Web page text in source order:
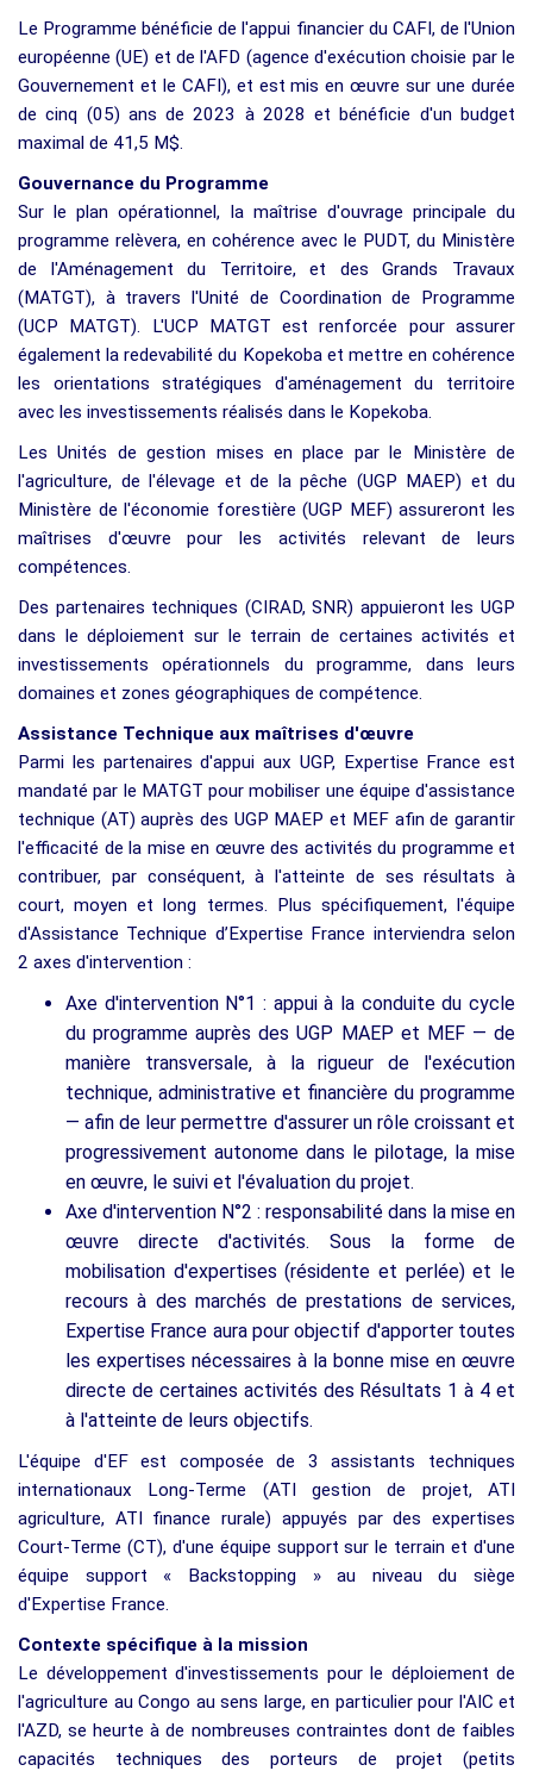
Le Programme bénéficie de l'appui financier du CAFI, de l'Union
européenne (UE) et de l'AFD (agence d'exécution choisie par le
Gouvernement et le CAFI), et est mis en œuvre sur une durée
de cinq (05) ans de 2023 à 2028 et bénéficie d'un budget
maximal de 41,5 M$.
Gouvernance du Programme
Sur le plan opérationnel, la maîtrise d'ouvrage principale du
programme relèvera, en cohérence avec le PUDT, du Ministère
de l'Aménagement du Territoire, et des Grands Travaux
(MATGT), à travers l'Unité de Coordination de Programme
(UCP MATGT). L'UCP MATGT est renforcée pour assurer
également la redevabilité du Kopekoba et mettre en cohérence
les orientations stratégiques d'aménagement du territoire
avec les investissements réalisés dans le Kopekoba.
Les Unités de gestion mises en place par le Ministère de
l'agriculture, de l'élevage et de la pêche (UGP MAEP) et du
Ministère de l'économie forestière (UGP MEF) assureront les
maîtrises d'œuvre pour les activités relevant de leurs
compétences.
Des partenaires techniques (CIRAD, SNR) appuieront les UGP
dans le déploiement sur le terrain de certaines activités et
investissements opérationnels du programme, dans leurs
domaines et zones géographiques de compétence.
Assistance Technique aux maîtrises d'œuvre
Parmi les partenaires d'appui aux UGP, Expertise France est
mandaté par le MATGT pour mobiliser une équipe d'assistance
technique (AT) auprès des UGP MAEP et MEF afin de garantir
l'efficacité de la mise en œuvre des activités du programme et
contribuer, par conséquent, à l'atteinte de ses résultats à
court, moyen et long termes. Plus spécifiquement, l'équipe
d'Assistance Technique d’Expertise France interviendra selon
2 axes d'intervention :
Axe d'intervention N°1 : appui à la conduite du cycle
du programme auprès des UGP MAEP et MEF — de
manière transversale, à la rigueur de l'exécution
technique, administrative et financière du programme
— afin de leur permettre d'assurer un rôle croissant et
progressivement autonome dans le pilotage, la mise
en œuvre, le suivi et l'évaluation du projet.
Axe d'intervention N°2 : responsabilité dans la mise en
œuvre directe d'activités. Sous la forme de
mobilisation d'expertises (résidente et perlée) et le
recours à des marchés de prestations de services,
Expertise France aura pour objectif d'apporter toutes
les expertises nécessaires à la bonne mise en œuvre
directe de certaines activités des Résultats 1 à 4 et
à l'atteinte de leurs objectifs.
L'équipe d'EF est composée de 3 assistants techniques
internationaux Long-Terme (ATI gestion de projet, ATI
agriculture, ATI finance rurale) appuyés par des expertises
Court-Terme (CT), d'une équipe support sur le terrain et d'une
équipe support « Backstopping » au niveau du siège
d'Expertise France.
Contexte spécifique à la mission
Le développement d'investissements pour le déploiement de
l'agriculture au Congo au sens large, en particulier pour l'AIC et
l'AZD, se heurte à de nombreuses contraintes dont de faibles
capacités techniques des porteurs de projet (petits